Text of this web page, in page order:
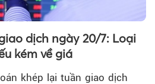
dịch ngày 20/7: Loại
kém về giá
khép lại tuần giao dịch